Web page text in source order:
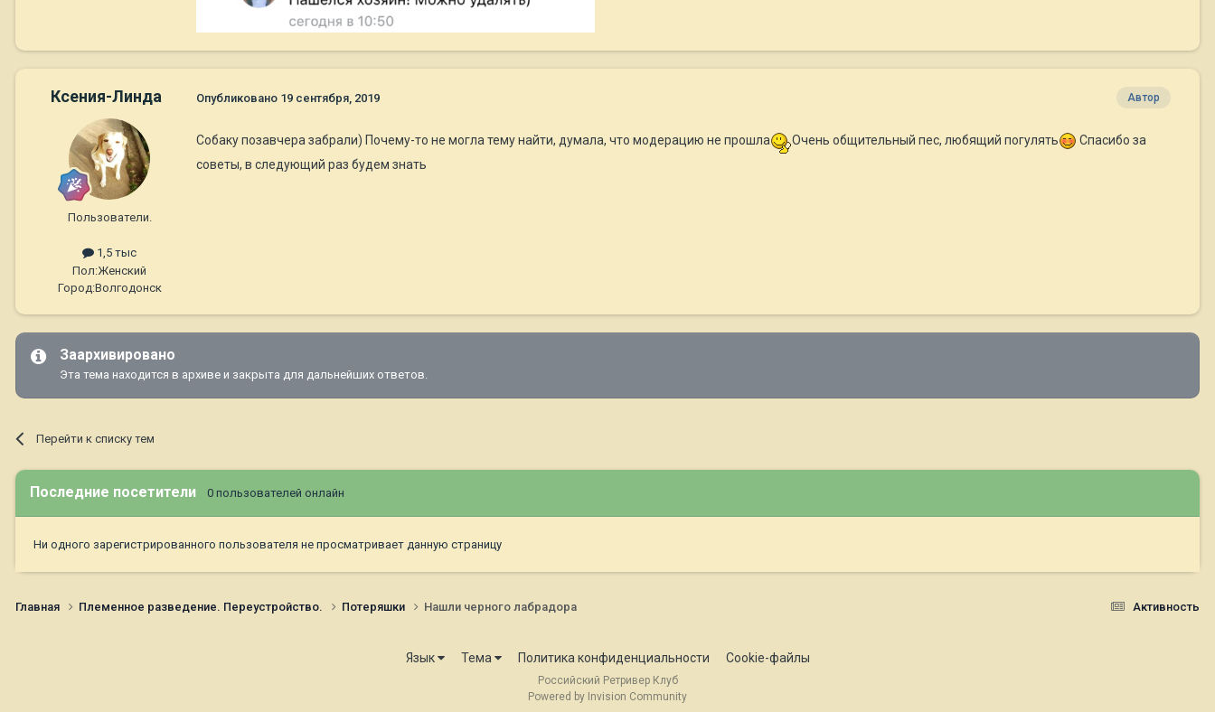
Ксения-Линда
Пользователи.
1,5 тыс
Пол:Женский
Город:Волгодонск
Автор
Опубликовано 19 сентября, 2019
Собаку позавчера забрали) Почему-то не могла тему найти, думала, что модерацию не прошла Очень общительный пес, любящий погулять
Спасибо за
советы, в следующий раз будем знать
Заархивировано
Эта тема находится в архиве и закрыта для дальнейших ответов.
Перейти к списку тем
Последние посетители 0 пользователей онлайн
Ни одного зарегистрированного пользователя не просматривает данную страницу
Активность
Главная Племенное разведение. Переустройство. Потеряшки Нашли черного лабрадора
Язык Тема Политика конфиденциальности Cookie-файлы
Российский Ретривер Клуб
Powered by Invision Community